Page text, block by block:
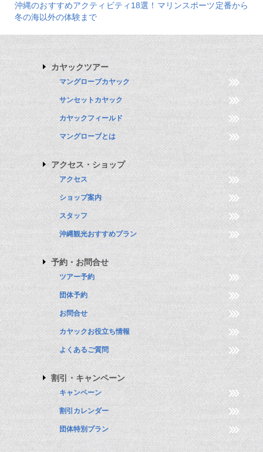
沖縄のおすすめアクティビティ18選！マリンスポーツ定番から
冬の海以外の体験まで
カヤックツアー
マングローブカヤック
サンセットカヤック
カヤックフィールド
マングローブとは
アクセス・ショップ
アクセス
ショップ案内
スタッフ
沖縄観光おすすめプラン
予約・お問合せ
ツアー予約
団体予約
お問合せ
カヤックお役立ち情報
よくあるご質問
割引・キャンペーン
キャンペーン
割引カレンダー
団体特別プラン